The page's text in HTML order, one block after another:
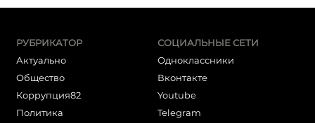
РУБРИКАТОР
Актуально
Общество
Коррупция82
Политика
СОЦИАЛЬНЫЕ СЕТИ
Одноклассники
Вконтакте
Youtube
Telegram